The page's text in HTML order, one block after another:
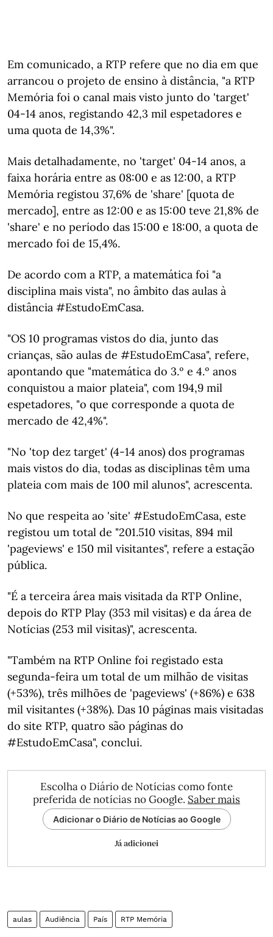
Em comunicado, a RTP refere que no dia em que
arrancou o projeto de ensino à distância, "a RTP
Memória foi o canal mais visto junto do 'target'
04-14 anos, registando 42,3 mil espetadores e
uma quota de 14,3%".
Mais detalhadamente, no 'target' 04-14 anos, a
faixa horária entre as 08:00 e as 12:00, a RTP
Memória registou 37,6% de 'share' [quota de
mercado], entre as 12:00 e as 15:00 teve 21,8% de
'share' e no período das 15:00 e 18:00, a quota de
mercado foi de 15,4%.
De acordo com a RTP, a matemática foi "a
disciplina mais vista", no âmbito das aulas à
distância #EstudoEmCasa.
"OS 10 programas vistos do dia, junto das
crianças, são aulas de #EstudoEmCasa", refere,
apontando que "matemática do 3.º e 4.º anos
conquistou a maior plateia", com 194,9 mil
espetadores, "o que corresponde a quota de
mercado de 42,4%".
"No 'top dez target' (4-14 anos) dos programas
mais vistos do dia, todas as disciplinas têm uma
plateia com mais de 100 mil alunos", acrescenta.
No que respeita ao 'site' #EstudoEmCasa, este
registou um total de "201.510 visitas, 894 mil
'pageviews' e 150 mil visitantes", refere a estação
pública.
"É a terceira área mais visitada da RTP Online,
depois do RTP Play (353 mil visitas) e da área de
Notícias (253 mil visitas)", acrescenta.
"Também na RTP Online foi registado esta
segunda-feira um total de um milhão de visitas
(+53%), três milhões de 'pageviews' (+86%) e 638
mil visitantes (+38%). Das 10 páginas mais visitadas
do site RTP, quatro são páginas do
#EstudoEmCasa", conclui.
Escolha o Diário de Notícias como fonte
preferida de notícias no Google. Saber mais
Adicionar o Diário de Notícias ao Google
Já adicionei
aulas Audiência País RTP Memória